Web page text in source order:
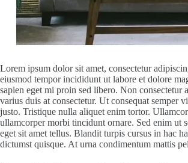
Lorem ipsum dolor sit amet, consectetur
eiusmod tempor incididunt ut labore et dolore
sapien eget mi proin sed libero. Non consectetur
varius duis at consectetur. Ut consequat semper
justo. Tristique nulla aliquet enim tortor.
ullamcorper morbi tincidunt ornare. Sed enim ut
eget sit amet tellus. Blandit turpis cursus in hac
dictumst quisque. At urna condimentum mattis